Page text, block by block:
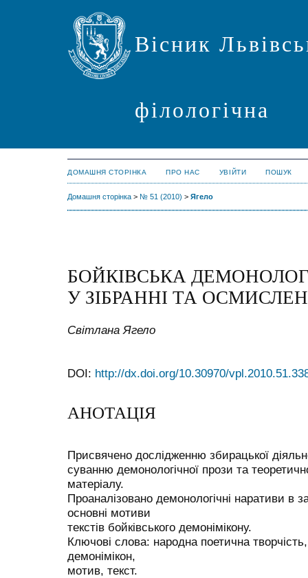
Вісник
філологічна
ДОМАШНЯ СТОРІНКА ПРО НАС УВІЙТИ ПОШУК
Домашня сторінка > № 51 (2010) > Ягело
БОЙКІВСЬКА
У ЗІБРАННІ ТА
Світлана Ягело
DOI: http://dx.doi.org/10.30970/
АНОТАЦІЯ
Присвячено дослідженню збирацької
суванню демонологічної прози та
матеріалу.
Проаналізовано демонологічні наративи в
основні мотиви
текстів бойківського демонімікону.
Ключові слова: народна поетична
демонімікон,
мотив, текст.